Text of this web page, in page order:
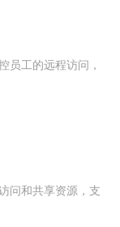
员工的远程访问，
问和共享资源，支